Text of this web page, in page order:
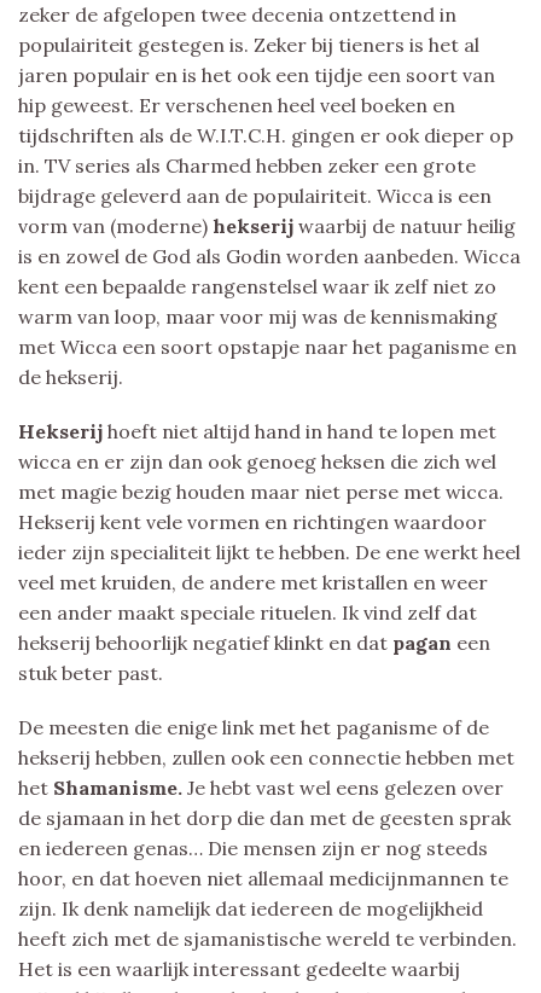
zeker de afgelopen twee decenia ontzettend in
populairiteit gestegen is. Zeker bij tieners is het al
jaren populair en is het ook een tijdje een soort van
hip geweest. Er verschenen heel veel boeken en
tijdschriften als de W.I.T.C.H. gingen er ook dieper op
in. TV series als Charmed hebben zeker een grote
bijdrage geleverd aan de populairiteit. Wicca is een
vorm van (moderne) hekserij waarbij de natuur heilig
is en zowel de God als Godin worden aanbeden. Wicca
kent een bepaalde rangenstelsel waar ik zelf niet zo
warm van loop, maar voor mij was de kennismaking
met Wicca een soort opstapje naar het paganisme en
de hekserij.
Hekserij hoeft niet altijd hand in hand te lopen met
wicca en er zijn dan ook genoeg heksen die zich wel
met magie bezig houden maar niet perse met wicca.
Hekserij kent vele vormen en richtingen waardoor
ieder zijn specialiteit lijkt te hebben. De ene werkt heel
veel met kruiden, de andere met kristallen en weer
een ander maakt speciale rituelen. Ik vind zelf dat
hekserij behoorlijk negatief klinkt en dat pagan een
stuk beter past.
De meesten die enige link met het paganisme of de
hekserij hebben, zullen ook een connectie hebben met
het Shamanisme. Je hebt vast wel eens gelezen over
de sjamaan in het dorp die dan met de geesten sprak
en iedereen genas… Die mensen zijn er nog steeds
hoor, en dat hoeven niet allemaal medicijnmannen te
zijn. Ik denk namelijk dat iedereen de mogelijkheid
heeft zich met de sjamanistische wereld te verbinden.
Het is een waarlijk interessant gedeelte waarbij